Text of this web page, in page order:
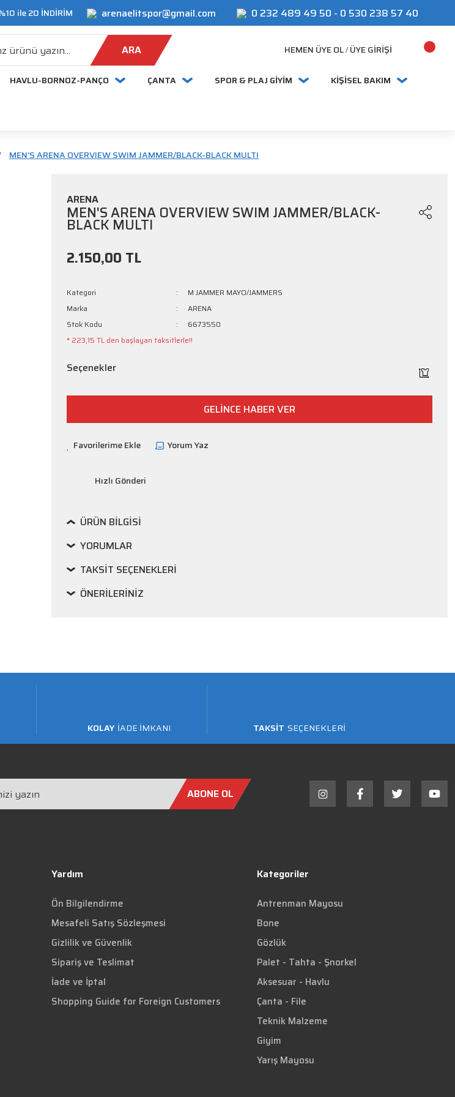
ile 20 İNDİRİM arenaelitspor@gmail.com 0 232 489 49 50 - 0 530 238 57 40
ARA HEMEN ÜYE OL/ ÜYE GIRIŞI
HAVLU-BORNOZ-PANÇO ÇANTA SPOR & PLAJ GİYİM KİŞİSEL BAKIM
MEN'S ARENA OVERVIEW SWIM JAMMER/BLACK-BLACK MULTI
ARENA
MEN'S ARENA OVERVIEW SWIM JAMMER/BLACK-
BLACK MULTI
2.150,00 TL
Kategori
M JAMMER MAYO/JAMMERS
Marka
ARENA
Stok Kodu
6673550
* 223,15 TL den başlayan taksitlerle!!
Seçenekler
GELİNCE HABER VER
Yorum Yaz
Hızlı Gönderi
ÜRÜN BILGISI
YORUMLAR
TAKSIT SEÇENEKLERI
ÖNERILERINIZ
KOLAY İADE İMKANI TAKSİT SEÇENEKLERİ
ABONE OL
Yardım
Ön Bilgilendirme
Mesafeli Satış Sözleşmesi
Gizlilik ve Güvenlik
Sipariş ve Teslimat
İade ve İptal
Shopping Guide for Foreign Customers
Kategoriler
Antrenman Mayosu
Bone
Gözlük
Palet - Tahta - Şnorkel
Aksesuar - Havlu
Çanta - File
Teknik Malzeme
Giyim
Yarış Mayosu